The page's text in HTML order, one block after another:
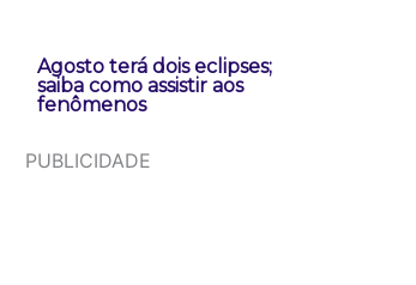
Agosto terá dois eclipses;
saiba como assistir aos
fenômenos
PUBLICIDADE